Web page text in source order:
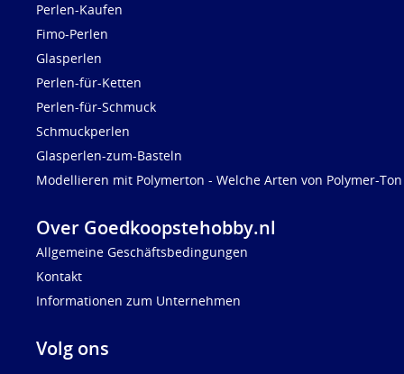
Perlen-Kaufen
Fimo-Perlen
Glasperlen
Perlen-für-Ketten
Perlen-für-Schmuck
Schmuckperlen
Glasperlen-zum-Basteln
Modellieren mit Polymerton - Welche Arten von Polymer-
Over Goedkoopstehobby.nl
Allgemeine Geschäftsbedingungen
Kontakt
Informationen zum Unternehmen
Volg ons